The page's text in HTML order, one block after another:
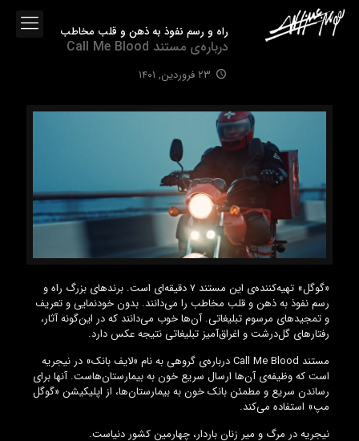
راه‌‌ و‌ رسم نفوذ به ذهن و قلب مخاطب
درباره‌ی مستند Call Me Blood
۲۳ فروردین, ۱۴۰۱
«گوگل» تهیه‌کننده‌ی این مستند ۷ دقیقه‌ای است. برندهای بزرگ راه‌‌ و‌
رسم نفوذ به ذهن و قلب مخاطب را می‌دانند. بدون خودنمایی و تعریف
و تمجیدهای مرسوم تبلیغاتی. آن‌ها خوب می‌دانند که در این‌گونه آثار،
رفتارهای گل‌درشت و اغراق‌آمیز تبلیغاتی نتیجه عکس دارد.
مستند Call Me Blood درباره‌ی گروهی به نام «لایف بانک» در نیجریه
است که وظیفه‌ی آن‌ها ارسال سریع خون به بیمارستان‌هاست. آنها برای
رساندن سریع و مطمئن بانک خون به بیمارستان‌ها، از اپلیکیشن «گوگل
مپ» استفاده می‌کند.
نیجریه در مرگ و میر زنان باردار، چهارمین کشور دنیاست.